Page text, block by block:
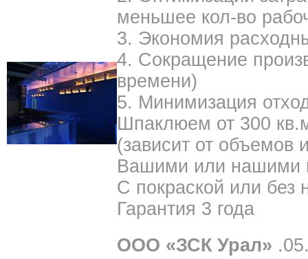
меньшее кол-во
3. Экономия
4. Сокращение
времени)
5. Минимизация
Шпаклюем от 300
(зависит от объемов
Вашими или нашими
С покраской или без
Гарантия 3 года
ООО «ЗСК Урал»